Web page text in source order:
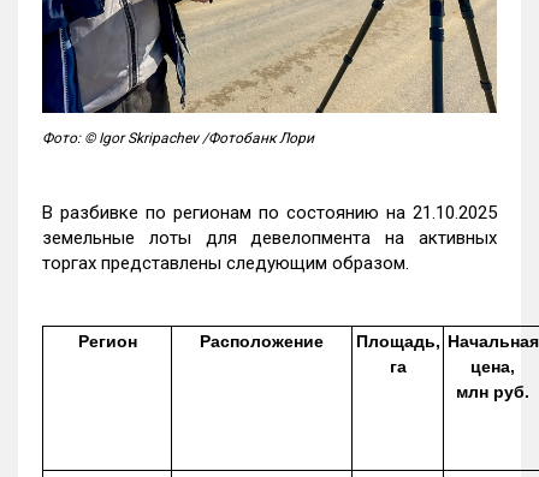
Фото: © Igor Skripachev /Фотобанк Лори
В разбивке по регионам по состоянию на 21.10.2025
земельные лоты для девелопмента на активных
торгах представлены следующим образом.
Регион Расположение
Площадь,
га
Начальная
цена,
млн руб.